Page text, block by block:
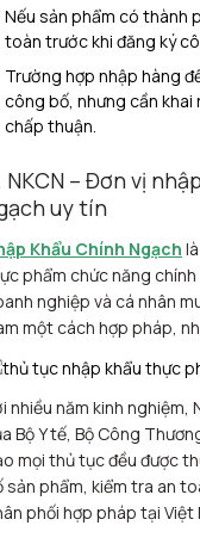
Nếu sản phẩm có thành
toàn trước khi đăng ký
Trường hợp nhập hàng
công bố, nhưng cần khai
chấp thuận.
NKCN – Đơn vị
uy tín
Khẩu Chính Ngạch
phẩm chức năng
nghiệp và cá nhân
một cách hợp pháp,
nhiều năm kinh nghiệm,
Bộ Y tế, Bộ Công
mọi thủ tục đều được
sản phẩm, kiểm tra an
phối hợp pháp tại Việt